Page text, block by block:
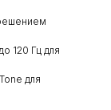
120 Гц для
для